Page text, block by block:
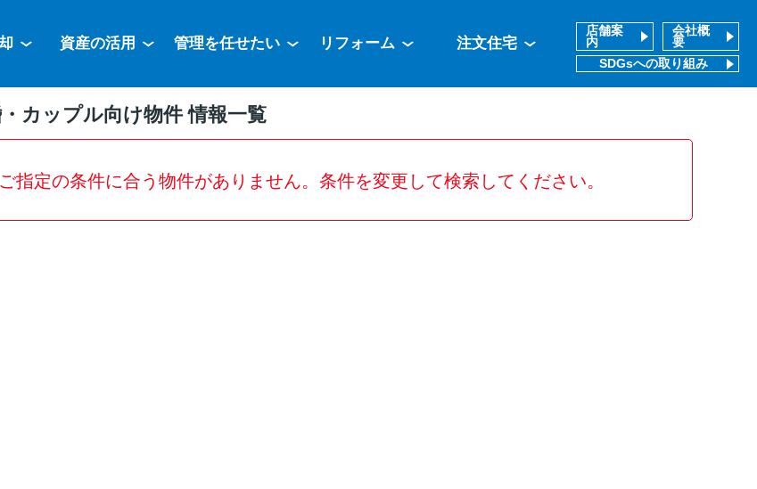
資産の活用 管理を任せたい リフォーム 注文住宅
店舗案
内
会社概
要
SDGsへの取り組み
カップル向け物件 情報一覧
ご指定の条件に合う物件がありません。条件を変更して検索してください。